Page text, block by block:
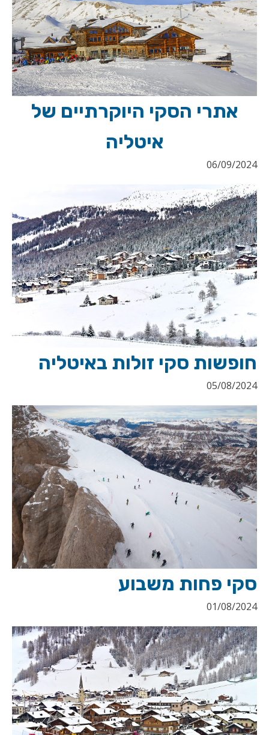
אתרי הסקי היוקרתיים של
איטליה
06/09/2024
חופשות סקי זולות באיטליה
05/08/2024
סקי פחות משבוע
01/08/2024